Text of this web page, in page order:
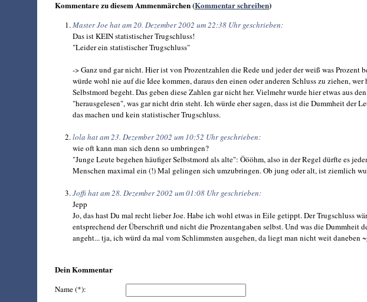
Kommentare zu diesem Ammenmärchen (Kommentar schreiben)
Master Joe hat am 20. Dezember 2002 um 22:38 Uhr geschrieben:
Das ist KEIN statistischer Trugschluss!
"Leider ein statistischer Trugschluss"
-> Ganz und gar nicht. Hier ist von Prozentzahlen die Rede und jeder der weiß was Prozent
würde wohl nie auf die Idee kommen, daraus den einen oder anderen Schluss zu ziehen, wer
Selbstmord begeht. Das geben diese Zahlen gar nicht her. Vielmehr wurde hier etwas aus
"herausgelesen", was gar nicht drin steht. Ich würde eher sagen, dass ist die Dummheit der
das machen und kein statistischer Trugschluss.
lola hat am 23. Dezember 2002 um 10:52 Uhr geschrieben:
wie oft kann man sich denn so umbringen?
"Junge Leute begehen häufiger Selbstmord als alte": Öööhm, also in der Regel dürfte es
Menschen maximal ein (!) Mal gelingen sich umzubringen. Ob jung oder alt, ist ziemlich
Joffi hat am 28. Dezember 2002 um 01:08 Uhr geschrieben:
Jepp
Jo, das hast Du mal recht lieber Joe. Habe ich wohl etwas in Eile getippt. Der Trugschluss
entsprechend der Überschrift und nicht die Prozentangaben selbst. Und was die Dummheit
angeht... tja, ich würd da mal vom Schlimmsten ausgehen, da liegt man nicht weit daneben
Dein Kommentar
Name (*):